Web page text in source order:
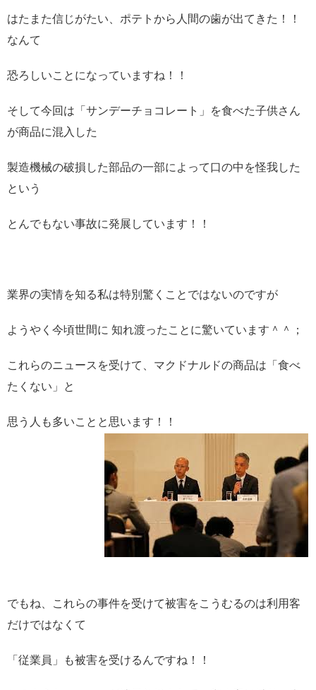
はたまた信じがたい、ポテトから人間の歯が出てきた！！
なんて
恐ろしいことになっていますね！！
そして今回は「サンデーチョコレート」を食べた子供さん
が商品に混入した
製造機械の破損した部品の一部によって口の中を怪我した
という
とんでもない事故に発展しています！！
業界の実情を知る私は特別驚くことではないのですが
ようやく今頃世間に 知れ渡ったことに驚いています＾＾；
これらのニュースを受けて、マクドナルドの商品は「食べ
たくない」と
思う人も多いことと思います！！
でもね、これらの事件を受けて被害をこうむるのは利用客
だけではなくて
「従業員」も被害を受けるんですね！！